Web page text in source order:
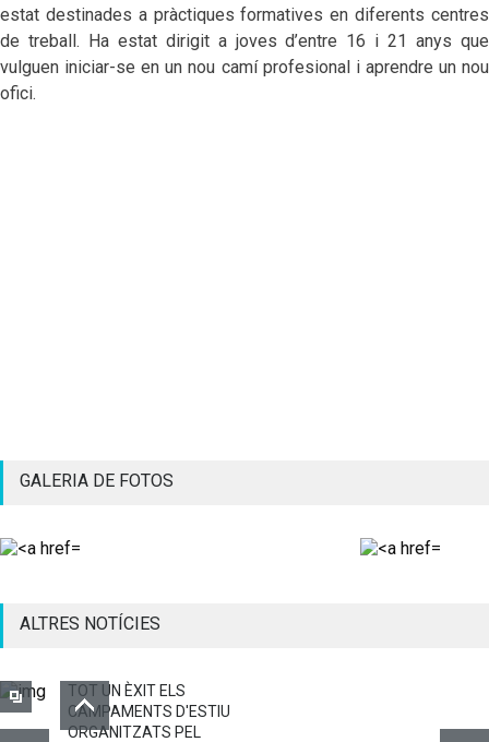
estat destinades a pràctiques formatives en diferents centres
de treball. Ha estat dirigit a joves d’entre 16 i 21 anys que
vulguen iniciar-se en un nou camí profesional i aprendre un nou
ofici.
GALERIA DE FOTOS
ALTRES NOTÍCIES
TOT UN ÈXIT ELS
CAMPAMENTS D'ESTIU
ORGANITZATS PEL